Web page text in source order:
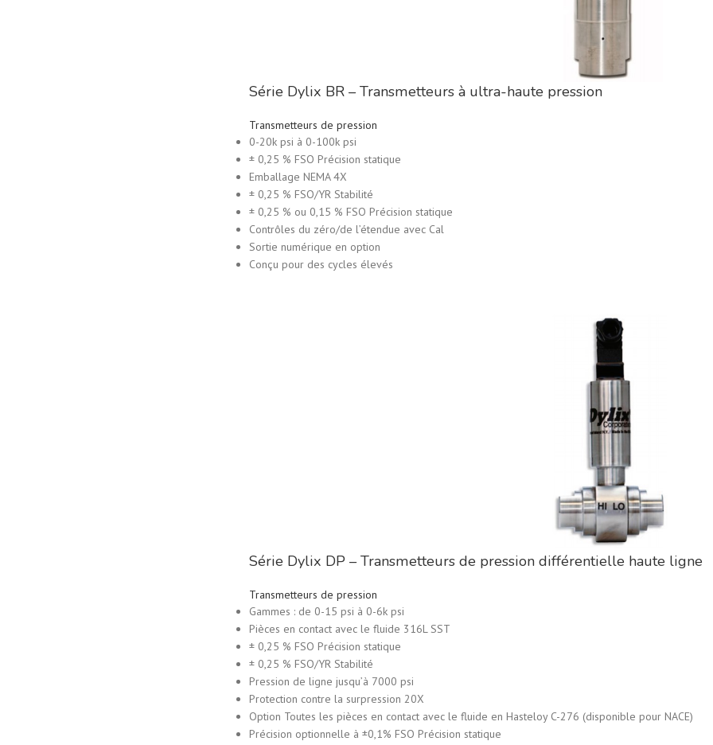
Série Dylix BR – Transmetteurs à ultra-haute pression
Transmetteurs de pression
0-20k psi à 0-100k psi
± 0,25 % FSO Précision statique
Emballage NEMA 4X
± 0,25 % FSO/YR Stabilité
± 0,25 % ou 0,15 % FSO Précision statique
Contrôles du zéro/de l’étendue avec Cal
Sortie numérique en option
Conçu pour des cycles élevés
Série Dylix DP – Transmetteurs de pression différentielle haute ligne
Transmetteurs de pression
Gammes : de 0-15 psi à 0-6k psi
Pièces en contact avec le fluide 316L SST
± 0,25 % FSO Précision statique
± 0,25 % FSO/YR Stabilité
Pression de ligne jusqu’à 7000 psi
Protection contre la surpression 20X
Option Toutes les pièces en contact avec le fluide en Hasteloy C-276 (disponible pour NACE)
Précision optionnelle à ±0,1% FSO Précision statique